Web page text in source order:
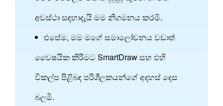
අවස්ථා සඳහාදැයි මම නිගමනය කරමි.
එසේම, මම මගේ සමාලෝචනය වඩාත්
වෛෂයික කිරීමට SmartDraw සහ එහි
විකල්ප පිළිබඳ පරිශීලකයන්ගේ අදහස් දෙස
බලමි.